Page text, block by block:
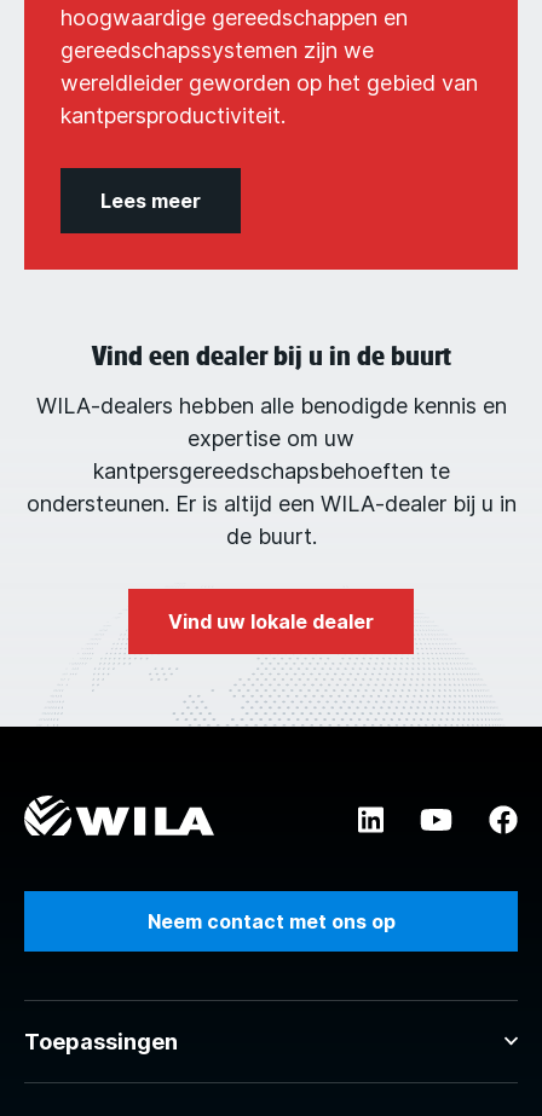
hoogwaardige gereedschappen en
gereedschapssystemen zijn we
wereldleider geworden op het gebied van
kantpersproductiviteit.
Lees meer
Vind een dealer bij u in de buurt
WILA-dealers hebben alle benodigde kennis en
expertise om uw
kantpersgereedschapsbehoeften te
ondersteunen. Er is altijd een WILA-dealer bij u in
de buurt.
Vind uw lokale dealer
Neem contact met ons op
Toepassingen